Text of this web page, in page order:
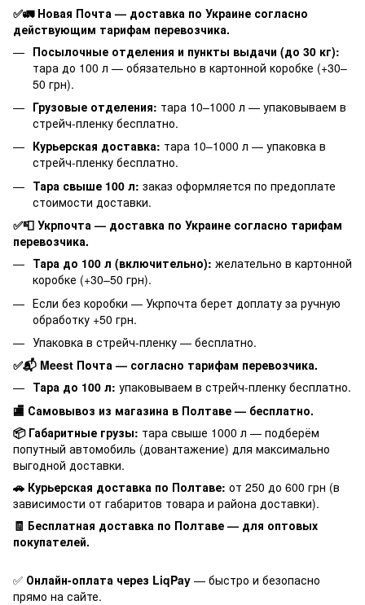
✅🚛 Новая Почта — доставка по Украине согласно
действующим тарифам перевозчика.
Посылочные отделения и пункты выдачи (до 30 кг):
тара до 100 л — обязательно в картонной коробке (+30–
50 грн).
Грузовые отделения: тара 10–1000 л — упаковываем в
стрейч-пленку бесплатно.
Курьерская доставка: тара 10–1000 л — упаковка в
стрейч-пленку бесплатно.
Тара свыше 100 л: заказ оформляется по предоплате
стоимости доставки.
✅📮 Укрпочта — доставка по Украине согласно тарифам
перевозчика.
Тара до 100 л (включительно): желательно в картонной
коробке (+30–50 грн).
Если без коробки — Укрпочта берет доплату за ручную
обработку +50 грн.
Упаковка в стрейч-пленку — бесплатно.
✅📬 Meest Почта — согласно тарифам перевозчика.
Тара до 100 л: упаковываем в стрейч-пленку бесплатно.
🏬 Самовывоз из магазина в Полтаве — бесплатно.
📦 Габаритные грузы: тара свыше 1000 л — подберём
попутный автомобиль (довантажение) для максимально
выгодной доставки.
🚗 Курьерская доставка по Полтаве: от 250 до 600 грн (в
зависимости от габаритов товара и района доставки).
🧾 Бесплатная доставка по Полтаве — для оптовых
покупателей.
✅ Онлайн-оплата через LiqPay — быстро и безопасно
прямо на сайте.